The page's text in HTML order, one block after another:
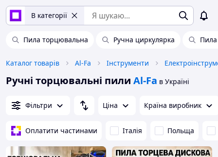
В категорії
Пила торцювальна Ручна циркулярка
Каталог товарів Al-Fa Інструменти
Ручні торцювальні пили Al-Fa в Україні
Фільтри Ціна Країна виробник
Оплатити частинами Італія Польща